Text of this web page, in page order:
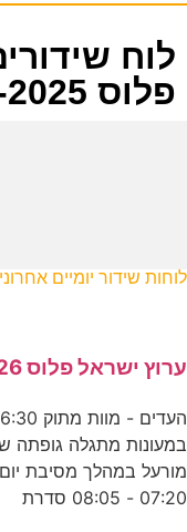
לוח
פלוס 24-05-2025
לוחות שידור יומיים
ערוץ ישראל פלוס 07-08-2026
במעונות מתגלה גופתה
07:20 - 08:05 סדרת